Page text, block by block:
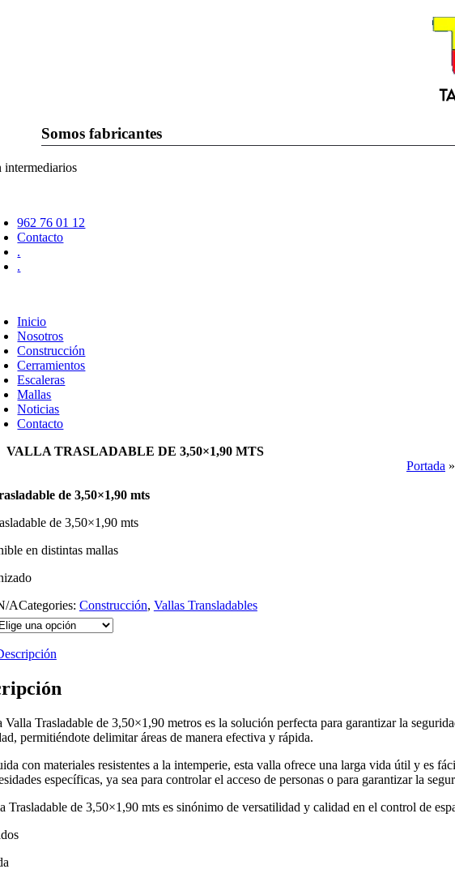
Somos fabricantes
intermediarios
962 76 01 12
Contacto
.
.
Inicio
Nosotros
Construcción
Cerramientos
Escaleras
Mallas
Noticias
Contacto
VALLA TRASLADABLE DE 3,50×1,90 MTS
Portada »
de 3,50×1,90 mts
de 3,50×1,90 mts
en distintas mallas
ACategories: Construcción, Vallas Transladables
Valla Trasladable de 3,50×1,90 metros es la solución perfecta para garantizar la
permitiéndote delimitar áreas de manera efectiva y rápida.
con materiales resistentes a la intemperie, esta valla ofrece una larga vida útil y es
específicas, ya sea para controlar el acceso de personas o para garantizar la
Trasladable de 3,50×1,90 mts es sinónimo de versatilidad y calidad en el control de